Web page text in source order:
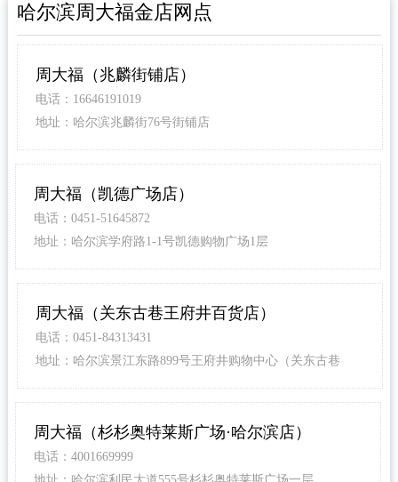
哈尔滨周大福金店网点
周大福（兆麟街铺店）
电话：16646191019
地址：哈尔滨兆麟街76号街铺店
周大福（凯德广场店）
电话：0451-51645872
地址：哈尔滨学府路1-1号凯德购物广场1层
周大福（关东古巷王府井百货店）
电话：0451-84313431
地址：哈尔滨景江东路899号王府井购物中心（关东古巷
周大福（杉杉奥特莱斯广场·哈尔滨店）
电话：4001669999
地址：哈尔滨利民大道555号杉杉奥特莱斯广场一层